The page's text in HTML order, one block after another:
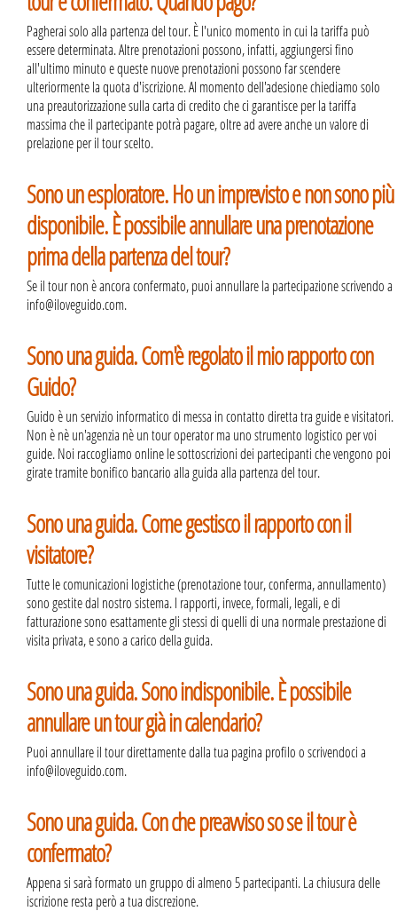
Pagherai solo alla partenza del tour. È l'unico momento in cui la tariffa può
essere determinata. Altre prenotazioni possono, infatti, aggiungersi fino
all'ultimo minuto e queste nuove prenotazioni possono far scendere
ulteriormente la quota d'iscrizione. Al momento dell'adesione chiediamo solo
una preautorizzazione sulla carta di credito che ci garantisce per la tariffa
massima che il partecipante potrà pagare, oltre ad avere anche un valore di
prelazione per il tour scelto.
Sono un esploratore. Ho un imprevisto e non sono più
disponibile. È possibile annullare una prenotazione
prima della partenza del tour?
Se il tour non è ancora confermato, puoi annullare la partecipazione scrivendo a
info@iloveguido.com.
Sono una guida. Com'è regolato il mio rapporto con
Guido?
Guido è un servizio informatico di messa in contatto diretta tra guide e visitatori.
Non è nè un'agenzia nè un tour operator ma uno strumento logistico per voi
guide. Noi raccogliamo online le sottoscrizioni dei partecipanti che vengono poi
girate tramite bonifico bancario alla guida alla partenza del tour.
Sono una guida. Come gestisco il rapporto con il
visitatore?
Tutte le comunicazioni logistiche (prenotazione tour, conferma, annullamento)
sono gestite dal nostro sistema. I rapporti, invece, formali, legali, e di
fatturazione sono esattamente gli stessi di quelli di una normale prestazione di
visita privata, e sono a carico della guida.
Sono una guida. Sono indisponibile. È possibile
annullare un tour già in calendario?
Puoi annullare il tour direttamente dalla tua pagina profilo o scrivendoci a
info@iloveguido.com.
Sono una guida. Con che preavviso so se il tour è
confermato?
Appena si sarà formato un gruppo di almeno 5 partecipanti. La chiusura delle
iscrizione resta però a tua discrezione.